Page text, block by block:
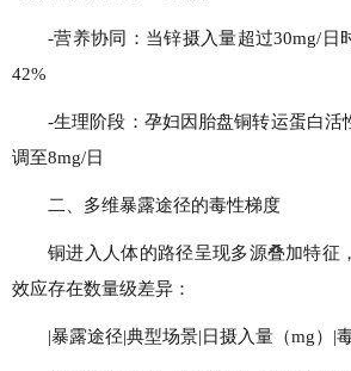
-营养协同：当锌摄入量超过30mg/日
42%
-生理阶段：孕妇因胎盘铜转运蛋白活
调至8mg/日
二、多维暴露途径的毒性梯度
铜进入人体的路径呈现多源叠加特征
效应存在数量级差异：
|暴露途径|典型场景|日摄入量（mg）|